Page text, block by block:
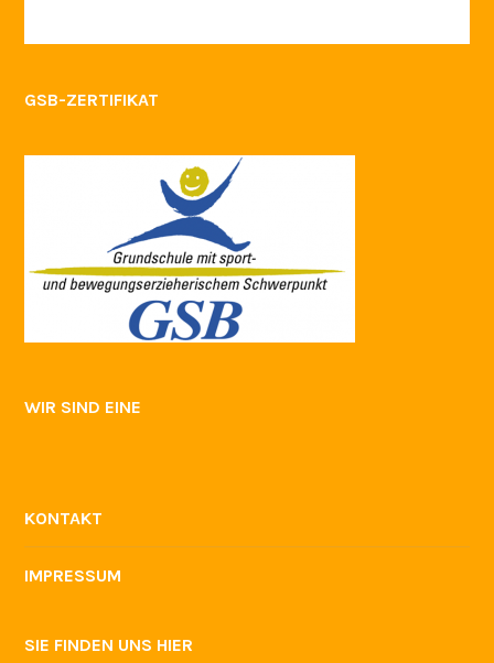
GSB-ZERTIFIKAT
WIR SIND EINE
KONTAKT
IMPRESSUM
SIE FINDEN UNS HIER